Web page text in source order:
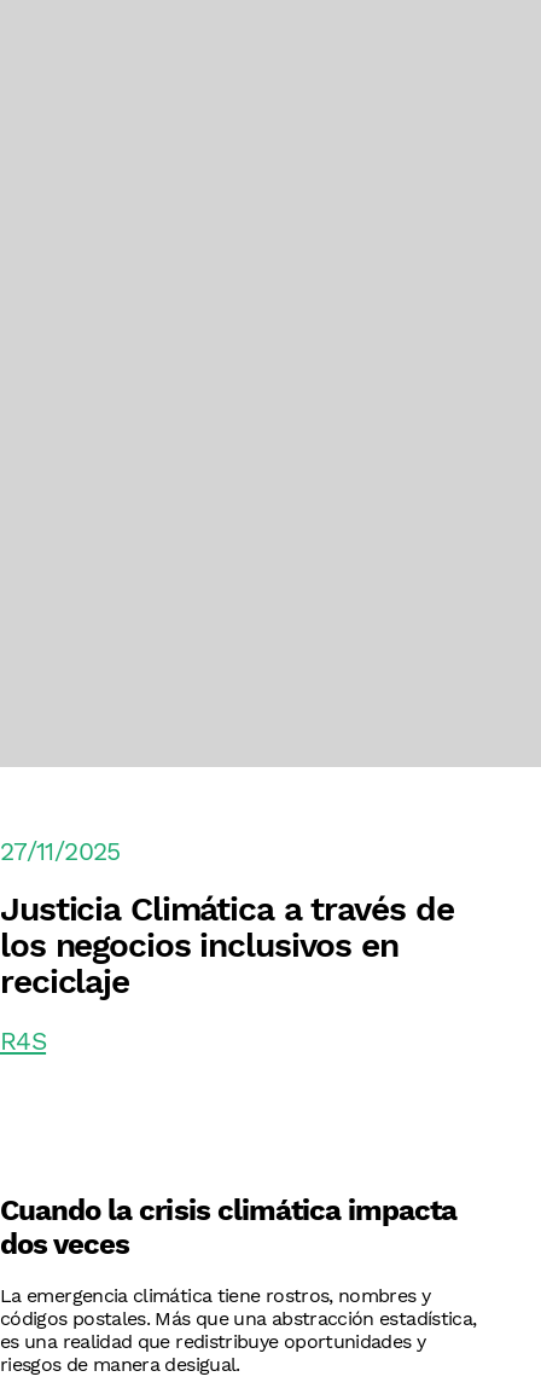
27/11/2025
Justicia Climática a través de
los negocios inclusivos en
reciclaje
R4S
Cuando la crisis climática impacta
dos veces
La emergencia climática tiene rostros, nombres y
códigos postales. Más que una abstracción estadística,
es una realidad que redistribuye oportunidades y
riesgos de manera desigual.